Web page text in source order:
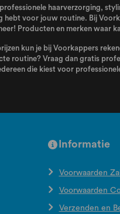
haarverzorging,
hebt voor jouw routine. Bij
Producten en merken waar
kun je bij Voorkappers
routine? Vraag dan gratis
die kiest voor
Informatie
Voorwaarden
Voorwaarden
Verzenden en